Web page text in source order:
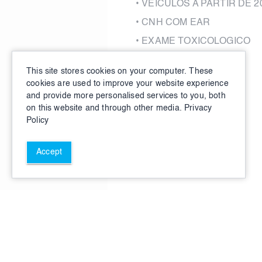
• VEICULOS A PARTIR DE
•CNH COM EAR
• EXAME TOXICOLOGICO
This site stores cookies on your computer. These
cookies are used to improve your website experience
and provide more personalised services to you, both
on this website and through other media. Privacy
Policy
Accept